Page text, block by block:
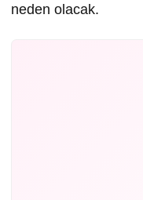
neden olacak.